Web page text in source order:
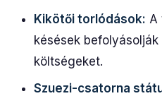
Kikötői torlódások: A
késések
költségeket.
Szuezi-csatorna